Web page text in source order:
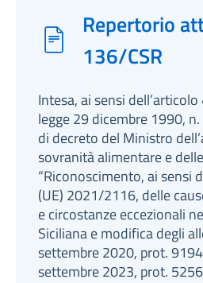
Repertorio
136/CSR
Intesa, ai sensi
legge 29 dicembre 1990,
di decreto del Ministro
sovranità alimentare e
“Riconoscimento, ai sensi
(UE) 2021/2116, delle
e circostanze eccezionali
Siciliana e modifica degli
settembre 2020, prot.
settembre 2023, prot.